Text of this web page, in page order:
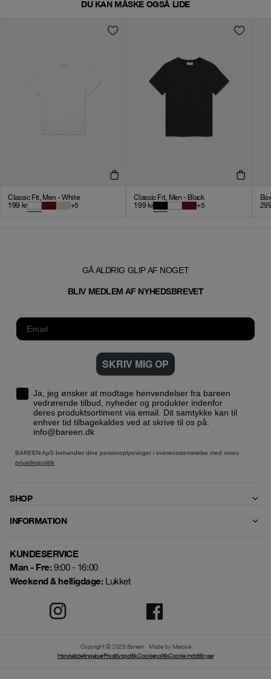
DU KAN MÅSKE OGSÅ LIDE
Classic Fit, Men - White
199 kr +5
Classic Fit, Men - Black
199 kr +5
GÅ ALDRIG GLIP AF NOGET
BLIV MEDLEM AF NYHEDSBREVET
SKRIV MIG OP
Ja, jeg ønsker at modtage henvendelser fra bareen
vedrørende tilbud, nyheder og produkter indenfor
deres produktsortiment via email. Dit samtykke kan til
enhver tid tilbagekaldes ved at skrive til os på:
info@bareen.dk
BAREEN ApS behandler dine personoplysninger i overensstemmelse med vores
privatlivspolitik
SHOP
INFORMATION
KUNDESERVICE
Man - Fre:9:00 - 16:00
Weekend & helligdage:Lukket
Copyright © 2025 Bareen
Made by Mercive
HandelsbetingelserPrivatlivspolitikCookiepolitikCookie indstillinger